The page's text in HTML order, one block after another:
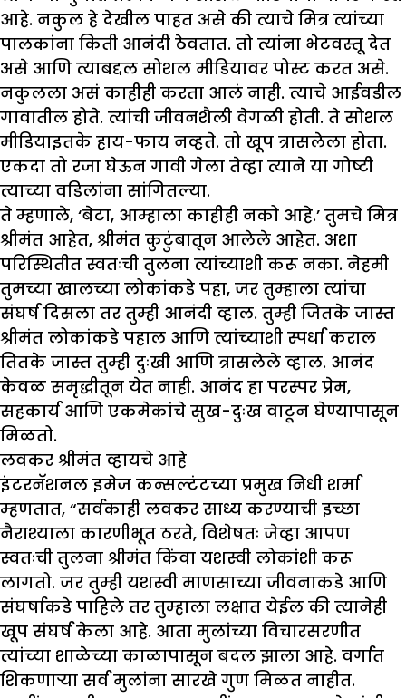
आहे. नकुल हे देखील पाहत असे की त्याचे मित्र त्यांच्या
पालकांना किती आनंदी ठेवतात. तो त्यांना भेटवस्तू देत
असे आणि त्याबद्दल सोशल मीडियावर पोस्ट करत असे.
नकुलला असं काहीही करता आलं नाही. त्याचे आईवडील
गावातील होते. त्यांची जीवनशैली वेगळी होती. ते सोशल
मीडियाइतके हाय-फाय नव्हते. तो खूप त्रासलेला होता.
एकदा तो रजा घेऊन गावी गेला तेव्हा त्याने या गोष्टी
त्याच्या वडिलांना सांगितल्या.
ते म्हणाले, ‘बेटा, आम्हाला काहीही नको आहे.’ तुमचे मित्र
श्रीमंत आहेत, श्रीमंत कुटुंबातून आलेले आहेत. अशा
परिस्थितीत स्वतःची तुलना त्यांच्याशी करू नका. नेहमी
तुमच्या खालच्या लोकांकडे पहा, जर तुम्हाला त्यांचा
संघर्ष दिसला तर तुम्ही आनंदी व्हाल. तुम्ही जितके जास्त
श्रीमंत लोकांकडे पहाल आणि त्यांच्याशी स्पर्धा कराल
तितके जास्त तुम्ही दुःखी आणि त्रासलेले व्हाल. आनंद
केवळ समृद्धीतून येत नाही. आनंद हा परस्पर प्रेम,
सहकार्य आणि एकमेकांचे सुख-दुःख वाटून घेण्यापासून
मिळतो.
लवकर श्रीमंत व्हायचे आहे
इंटरनॅशनल इमेज कन्सल्टंटच्या प्रमुख निधी शर्मा
म्हणतात, “सर्वकाही लवकर साध्य करण्याची इच्छा
नैराश्याला कारणीभूत ठरते, विशेषतः जेव्हा आपण
स्वतःची तुलना श्रीमंत किंवा यशस्वी लोकांशी करू
लागतो. जर तुम्ही यशस्वी माणसाच्या जीवनाकडे आणि
संघर्षाकडे पाहिले तर तुम्हाला लक्षात येईल की त्यानेही
खूप संघर्ष केला आहे. आता मुलांच्या विचारसरणीत
त्यांच्या शाळेच्या काळापासून बदल झाला आहे. वर्गात
शिकणाऱ्या सर्व मुलांना सारखे गुण मिळत नाहीत.